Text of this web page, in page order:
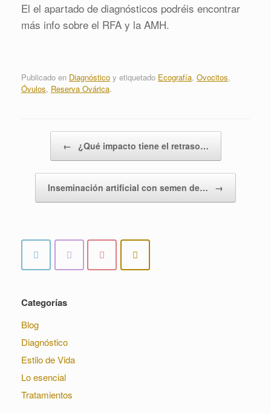
El el apartado de diagnósticos podréis encontrar
más info sobre el RFA y la AMH.
Publicado en Diagnóstico y etiquetado Ecografía, Ovocitos,
Óvulos, Reserva Ovárica.
← ¿Qué impacto tiene el retraso…
Inseminación artificial con semen de… →
Categorías
Blog
Diagnóstico
Estilo de Vida
Lo esencial
Tratamientos